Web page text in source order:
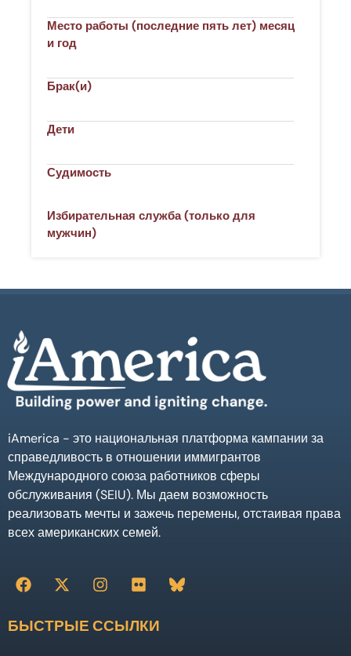
Место работы (последние пять лет) месяц
и год
Брак(и)
Дети
Судимость
Избирательная служба (только для
мужчин)
iAmerica - это национальная платформа кампании за
справедливость в отношении иммигрантов
Международного союза работников сферы
обслуживания (SEIU). Мы даем возможность
реализовать мечты и зажечь перемены, отстаивая права
всех американских семей.
БЫСТРЫЕ ССЫЛКИ